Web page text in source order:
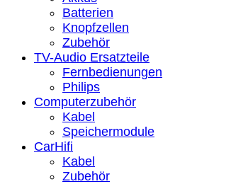
Batterien
Knopfzellen
Zubehör
TV-Audio Ersatzteile
Fernbedienungen
Philips
Computerzubehör
Kabel
Speichermodule
CarHifi
Kabel
Zubehör